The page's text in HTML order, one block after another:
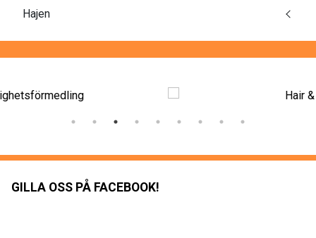
Hajen
GILLA OSS PÅ FACEBOOK!